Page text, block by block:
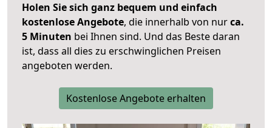
Holen Sie sich ganz bequem und einfach
kostenlose Angebote, die innerhalb von nurca.
5 Minuten bei Ihnen sind. Und das Beste daran
ist, dass all dies zu erschwinglichen Preisen
angeboten werden.
Kostenlose Angebote erhalten